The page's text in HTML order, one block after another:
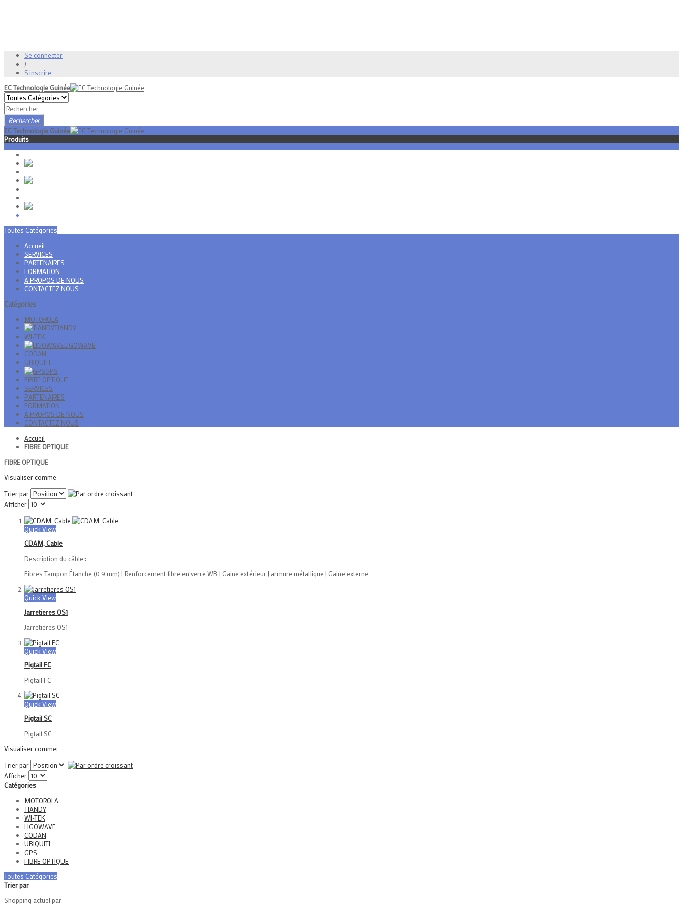
Se connecter
/
S'inscrire
EC Technologie Guinée
Rechercher
EC Technologie Guinée
Produits
Toutes Catégories
Accueil
SERVICES
PARTENAIRES
FORMATION
À PROPOS DE NOUS
CONTACTEZ NOUS
Catégories
MOTOROLA
TIANDY
WI-TEK
LIGOWAVE
CODAN
UBIQUITI
GPS
FIBRE OPTIQUE
SERVICES
PARTENAIRES
FORMATION
À PROPOS DE NOUS
CONTACTEZ NOUS
Accueil
FIBRE OPTIQUE
FIBRE OPTIQUE
Visualiser comme:
Trier par
Afficher
Quick View
CDAM, Cable
Description du câble :
Fibres Tampon Étanche (0.9 mm) | Renforcement fibre en verre WB | Gaine extérieur | armure métallique | Gaine externe.
Quick View
Jarretieres OS1
Jarretieres OS1
Quick View
Pigtail FC
Pigtail FC
Quick View
Pigtail SC
Pigtail SC
Visualiser comme:
Trier par
Afficher
Catégories
MOTOROLA
TIANDY
WI-TEK
LIGOWAVE
CODAN
UBIQUITI
GPS
FIBRE OPTIQUE
Toutes Catégories
Trier par
Shopping actuel par :